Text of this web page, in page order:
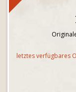
letztes verfügbares